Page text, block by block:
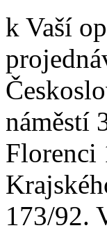
k Vaší
náměstí
Florenci
173/92.